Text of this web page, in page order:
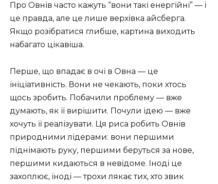
Про Овнів часто кажуть “вони такі енергійні” — і
це правда, але це лише верхівка айсберга.
Якщо розібратися глибше, картина виходить
набагато цікавіша.
Перше, що впадає в очі в Овна — це
ініціативність. Вони не чекають, поки хтось
щось зробить. Побачили проблему — вже
думають, як її вирішити. Почули ідею — вже
хочуть її реалізувати. Ця риса робить Овнів
природними лідерами: вони першими
піднімають руку, першими беруться за нове,
першими кидаються в невідоме. Іноді це
захоплює, іноді — трохи лякає тих, хто звик